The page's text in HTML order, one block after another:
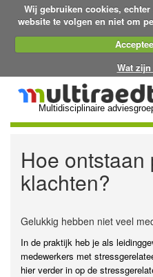
Wij gebruiken cookies,
website te volgen en niet om
Wat
Multidisciplinaire
Hoe ontstaan
klachten?
Gelukkig hebben niet veel
In de praktijk heb je als
medewerkers met
hier verder in op de